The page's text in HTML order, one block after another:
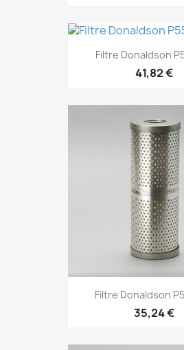
Filtre Donaldson
41,82 €
Filtre Donaldson
35,24 €